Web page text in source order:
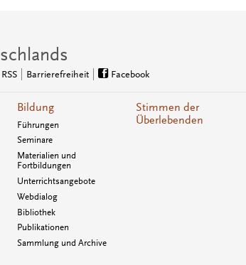
RSS Barrierefreiheit Facebook
Bildung
Führungen
Seminare
Materialien und
Fortbildungen
Unterrichtsangebote
Webdialog
Bibliothek
Publikationen
Sammlung und Archive
Stimmen der
Überlebenden